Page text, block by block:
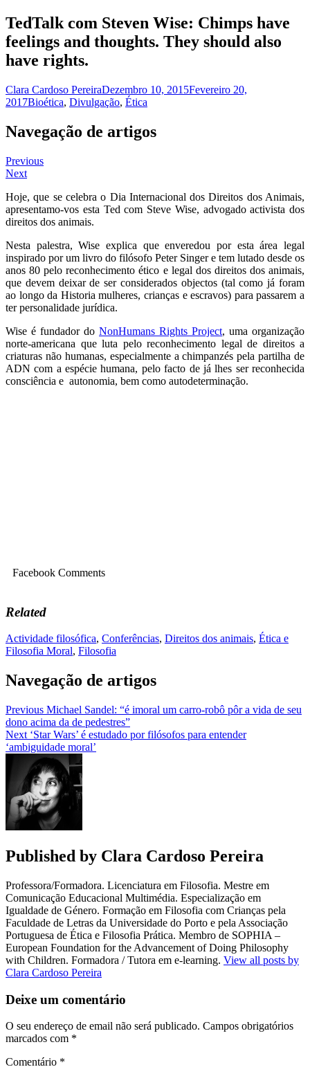
TedTalk com Steven Wise: Chimps have
feelings and thoughts. They should also
have rights.
Clara Cardoso PereiraDezembro 10, 2015Fevereiro 20,
2017Bioética, Divulgação, Ética
Navegação de artigos
Previous
Next
Hoje, que se celebra o Dia Internacional dos Direitos dos Animais,
apresentamo-vos esta Ted com Steve Wise, advogado activista dos
direitos dos animais.
Nesta palestra, Wise explica que enveredou por esta área legal
inspirado por um livro do filósofo Peter Singer e tem lutado desde os
anos 80 pelo reconhecimento ético e legal dos direitos dos animais,
que devem deixar de ser considerados objectos (tal como já foram
ao longo da Historia mulheres, crianças e escravos) para passarem a
ter personalidade jurídica.
Wise é fundador do NonHumans Rights Project, uma organização
norte-americana que luta pelo reconhecimento legal de direitos a
criaturas não humanas, especialmente a chimpanzés pela partilha de
ADN com a espécie humana, pelo facto de já lhes ser reconhecida
consciência e autonomia, bem como autodeterminação.
Facebook Comments
Related
Actividade filosófica, Conferências, Direitos dos animais, Ética e
Filosofia Moral, Filosofia
Navegação de artigos
Previous Michael Sandel: “é imoral um carro-robô pôr a vida de seu
dono acima da de pedestres”
Next ‘Star Wars’ é estudado por filósofos para entender
‘ambiguidade moral’
Published by Clara Cardoso Pereira
Professora/Formadora. Licenciatura em Filosofia. Mestre em
Comunicação Educacional Multimédia. Especialização em
Igualdade de Género. Formação em Filosofia com Crianças pela
Faculdade de Letras da Universidade do Porto e pela Associação
Portuguesa de Ética e Filosofia Prática. Membro de SOPHIA –
European Foundation for the Advancement of Doing Philosophy
with Children. Formadora / Tutora em e-learning. View all posts by
Clara Cardoso Pereira
Deixe um comentário
O seu endereço de email não será publicado. Campos obrigatórios
marcados com *
Comentário *